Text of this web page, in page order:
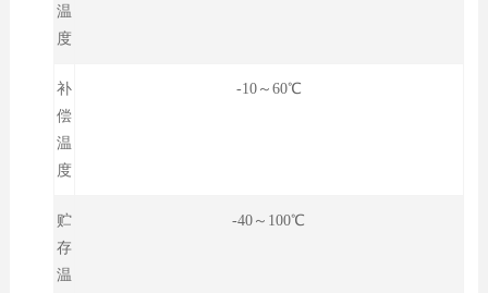
温
度
补
偿
温
度
-10～60℃
贮
存
温
-40～100℃